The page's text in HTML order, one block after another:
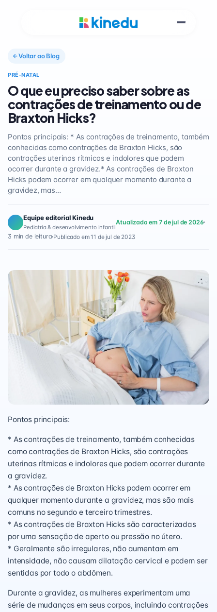
Voltar ao Blog
PRÉ-NATAL
O que eu preciso saber sobre as
contrações de treinamento ou de
Braxton Hicks?
Pontos principais: * As contrações de treinamento, também
conhecidas como contrações de Braxton Hicks, são
contrações uterinas rítmicas e indolores que podem
ocorrer durante a gravidez.* As contrações de Braxton
Hicks podem ocorrer em qualquer momento durante a
gravidez, mas…
Equipe editorial Kinedu
Pediatria & desenvolvimento infantil
Atualizado em 7 de jul de 2026
3 min de leitura Publicado em 11 de jul de 2023
Pontos principais:
* As contrações de treinamento, também conhecidas
como contrações de Braxton Hicks, são contrações
uterinas rítmicas e indolores que podem ocorrer durante
a gravidez.
* As contrações de Braxton Hicks podem ocorrer em
qualquer momento durante a gravidez, mas são mais
comuns no segundo e terceiro trimestres.
* As contrações de Braxton Hicks são caracterizadas
por uma sensação de aperto ou pressão no útero.
* Geralmente são irregulares, não aumentam em
intensidade, não causam dilatação cervical e podem ser
sentidas por todo o abdômen.
Durante a gravidez, as mulheres experimentam uma
série de mudanças em seus corpos, incluindo contrações